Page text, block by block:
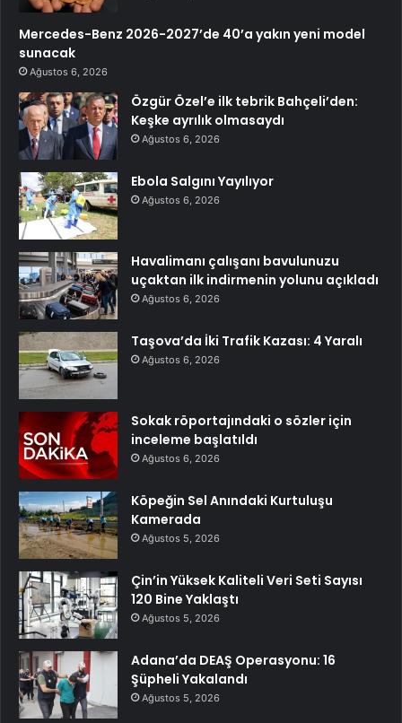
Mercedes-Benz 2026-2027’de 40’a yakın yeni model
sunacak
Ağustos 6, 2026
Özgür Özel’e ilk tebrik Bahçeli’den:
Keşke ayrılık olmasaydı
Ağustos 6, 2026
Ebola Salgını Yayılıyor
Ağustos 6, 2026
Havalimanı çalışanı bavulunuzu
uçaktan ilk indirmenin yolunu açıkladı
Ağustos 6, 2026
Taşova’da İki Trafik Kazası: 4 Yaralı
Ağustos 6, 2026
Sokak röportajındaki o sözler için
inceleme başlatıldı
Ağustos 6, 2026
Köpeğin Sel Anındaki Kurtuluşu
Kamerada
Ağustos 5, 2026
Çin’in Yüksek Kaliteli Veri Seti Sayısı
120 Bine Yaklaştı
Ağustos 5, 2026
Adana’da DEAŞ Operasyonu: 16
Şüpheli Yakalandı
Ağustos 5, 2026